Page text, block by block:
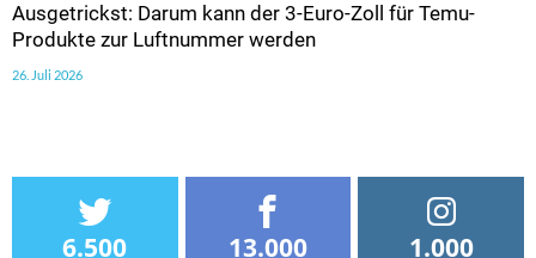
Ausgetrickst: Darum kann der 3-Euro-Zoll für Temu-
Produkte zur Luftnummer werden
26. Juli 2026
6.500 13.000 1.000